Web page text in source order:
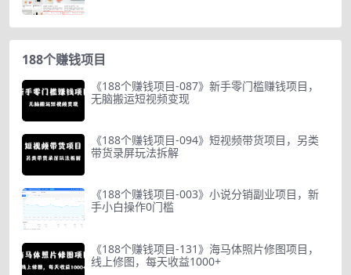
188个赚钱项目
《188个赚钱项目-087》新手零门槛赚钱项目，
无脑搬运短视频变现
《188个赚钱项目-094》短视频带货项目，另类
带货录屏玩法拆解
《188个赚钱项目-003》小说分销副业项目，新
手小白操作0门槛
《188个赚钱项目-131》海马体照片修图项目，
线上修图，每天收益1000+